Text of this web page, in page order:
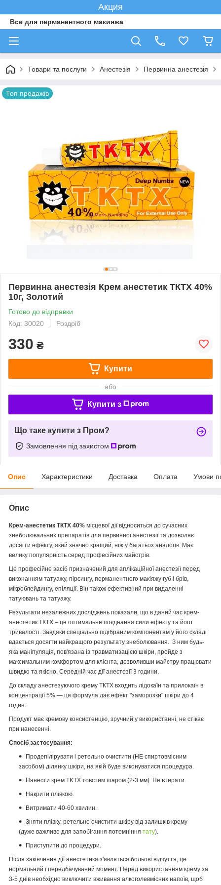
Акция
Все для перманентного макияжа
Товари та послуги Анестезія Первинна анестезія
Топ продажів
Первинна анестезія Крем анестетик ТКТХ 40%
10г, Золотий
Готово до відправки
Код: 30020
Роздріб
330 ₴
Купити
або
Купити з
Що таке купити з Пром?
Замовлення під захистом
Опис Характеристики Доставка Оплата Умови
Опис
Крем-анестетик ТКТХ 40% місцевої дії відноситься до сучасних
знеболювальних препаратів для первинної анестезії та дозволяє
досягти ефекту, який значно кращий, ніж у багатьох аналогів. Має
велику популярність серед професійних майстрів.
Це професійне засіб призначений для аплікаційної анестезії перед
виконанням татуажу, пірсингу, перманентного макіяжу губ і брів,
мікроблейдингу, епіляції. Він також ефективний при видаленні
татуювань та татуажу.
Результати незалежних досліджень показали, що в даний час крем-
анестетик ТКТХ – це оптимальне поєднання сили ефекту та його
тривалості. Завдяки спеціально підібраним компонентам у його складі
вдається досягти найкращого результату знеболювання.
З ним будь-
яка маніпуляція, пов'язана із травматизацією шкіри, пройде з
максимальним комфортом для клієнта, дозволивши майстру працювати
швидко та якісно. Середній час дії анестезії 3 години.
До складу анестезуючого крему ТКТХ входить лідокаїн та прилокаїн в
концентрації 5% — ця формула дає ефект "заморозки" шкіри до 4
годин.
Продукт має кремову консистенцію, зручний у використанні, не стікає
при нанесенні.
Спосіб застосування:
Продепілірувати і ретельно очистити (НЕ спиртовмісним
засобом) ділянку шкіри, на якій буде виконуватися процедура.
Нанести крем TKTX товстим шаром (2-3 мм). Не втирати.
Накрити плівкою.
Витримати 40-60 хвилин.
Зняти плівку, ретельно очистити шкіру від залишків крему
(дуже важливо для запобігання потемніння тату).
Приступити до процедури.
Після закінчення дії анестетика з'являться больові відчуття, це
нормальний і передбачуваний момент. Перед використанням крему за
3-5 днів необхідно виключити вживання алкоголевмісних напоїв, щоб